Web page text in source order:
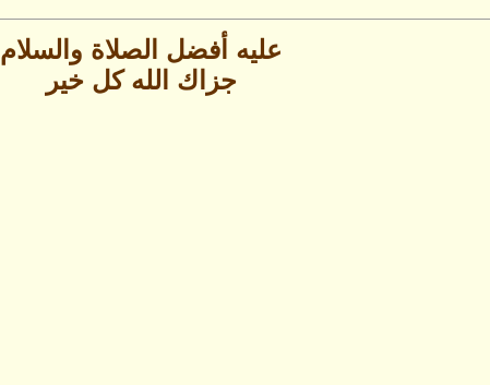
عليه أفضل الصلاة والسلام
جزاك الله كل خير